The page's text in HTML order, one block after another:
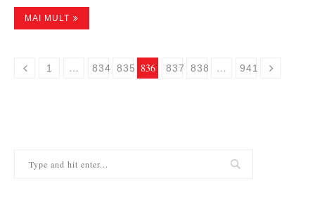
MAI MULT
1 … 834 835 836 837 838 … 941